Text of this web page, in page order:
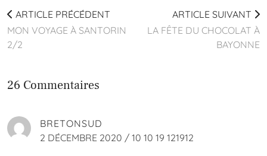
ARTICLE PRÉCÉDENT
MON VOYAGE À SANTORIN
2/2
ARTICLE SUIVANT
LA FÊTE DU CHOCOLAT À
BAYONNE
26 Commentaires
BRETONSUD
2 DÉCEMBRE 2020 / 10 10 19 121912